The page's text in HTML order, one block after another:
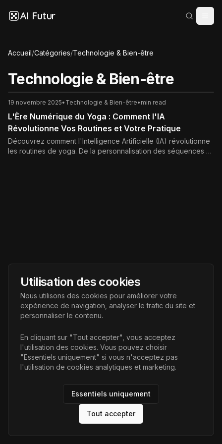
AI Futur
Accueil/Catégories/Technologie & Bien-être
Technologie & Bien-être
19 novembre 2025• Technologie & Bien-être• min read
L'Ère Numérique du Yoga : Comment l'IA
Révolutionne Vos Routines et Votre Pratique
Découvrez comment l'Intelligence Artificielle (IA) révolutionne
les routines de yoga. De la personnalisation des séquences à
AI Futur
Portail de l'avenir de l'intelligence artificielle, vous aidant à
découvrir les dernières technologies IA.
Liens
Accueil
Articles
AI Futur. Tous droits réservés.
Utilisation des cookies
Nous utilisons des cookies pour améliorer votre
expérience de navigation, analyser le trafic du site et
personnaliser le contenu.
En cliquant sur "Tout accepter", vous acceptez
l'utilisation des cookies. Vous pouvez choisir
"Essentiels uniquement" si vous n'acceptez pas
l'utilisation de cookies analytiques et marketing.
Essentiels uniquement
Tout accepter